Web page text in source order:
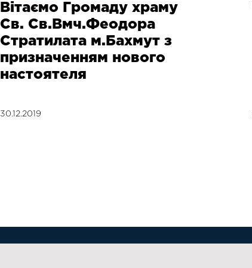
Вітаємо Громаду храму
Св. Св.Вмч.Феодора
Стратилата м.Бахмут з
призначенням нового
настоятеля
30.12.2019